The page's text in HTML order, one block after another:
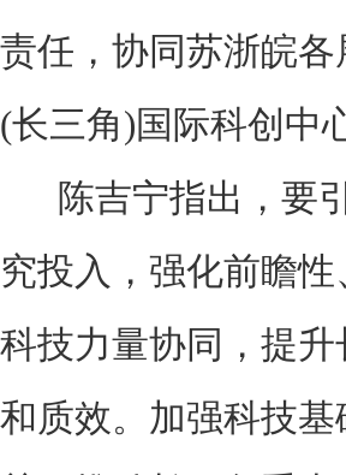
责任，协同苏浙皖
(长三角)国际科创中
陈吉宁指出，要
究投入，强化前瞻
科技力量协同，提
和质效。加强科技